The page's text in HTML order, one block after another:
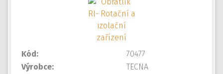
Kód:
70477
Výrobce:
TECNA